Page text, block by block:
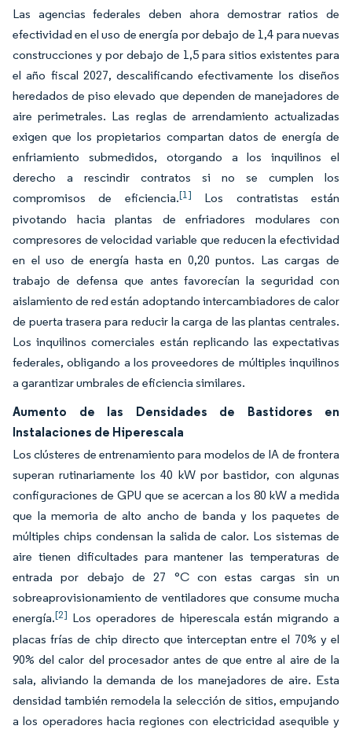
Las agencias federales deben ahora demostrar ratios de
efectividad en el uso de energía por debajo de 1,4 para nuevas
construcciones y por debajo de 1,5 para sitios existentes para
el año fiscal 2027, descalificando efectivamente los diseños
heredados de piso elevado que dependen de manejadores de
aire perimetrales. Las reglas de arrendamiento actualizadas
exigen que los propietarios compartan datos de energía de
enfriamiento submedidos, otorgando a los inquilinos el
derecho a rescindir contratos si no se cumplen los
compromisos de eficiencia.[1]
Los contratistas están
pivotando hacia plantas de enfriadores modulares con
compresores de velocidad variable que reducen la efectividad
en el uso de energía hasta en 0,20 puntos. Las cargas de
trabajo de defensa que antes favorecían la seguridad con
aislamiento de red están adoptando intercambiadores de calor
de puerta trasera para reducir la carga de las plantas centrales.
Los inquilinos comerciales están replicando las expectativas
federales, obligando a los proveedores de múltiples inquilinos
a garantizar umbrales de eficiencia similares.
Aumento de las Densidades de Bastidores en
Instalaciones de Hiperescala
Los clústeres de entrenamiento para modelos de IA de frontera
superan rutinariamente los 40 kW por bastidor, con algunas
configuraciones de GPU que se acercan a los 80 kW a medida
que la memoria de alto ancho de banda y los paquetes de
múltiples chips condensan la salida de calor. Los sistemas de
aire tienen dificultades para mantener las temperaturas de
entrada por debajo de 27 °C con estas cargas sin un
sobreaprovisionamiento de ventiladores que consume mucha
energía.[2] Los operadores de hiperescala están migrando a
placas frías de chip directo que interceptan entre el 70% y el
90% del calor del procesador antes de que entre al aire de la
sala, aliviando la demanda de los manejadores de aire. Esta
densidad también remodela la selección de sitios, empujando
a los operadores hacia regiones con electricidad asequible y